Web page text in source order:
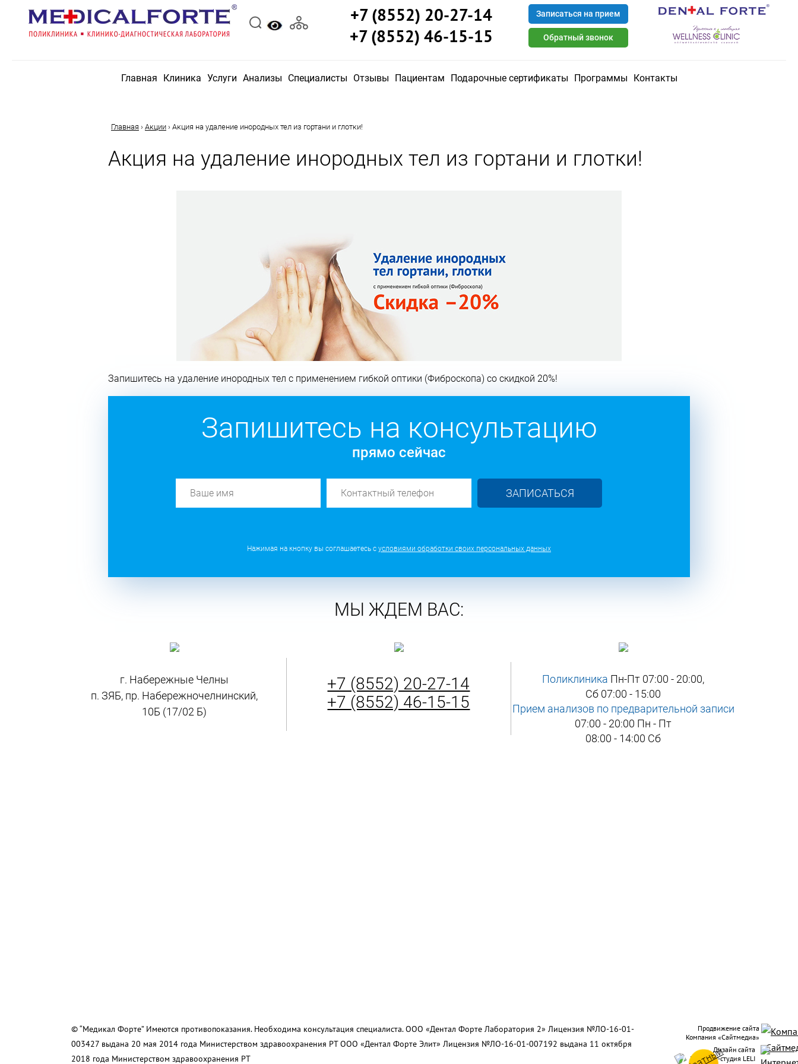
Главная › Акции › Акция на удаление инородных тел из гортани и глотки!
Акция на удаление инородных тел из гортани и глотки!
Запишитесь на удаление инородных тел с применением гибкой оптики (Фиброскопа) со скидкой 20%!
Запишитесь на консультацию
прямо сейчас
ЗАПИСАТЬСЯ
Нажимая на кнопку вы соглашаетесь с условиями обработки своих персональных данных
МЫ ЖДЕМ ВАС:
г. Набережные Челны
п. ЗЯБ, пр. Набережночелнинский,
10Б (17/02 Б)
+7 (8552) 20-27-14
+7 (8552) 46-15-15
Поликлиника Пн-Пт 07:00 - 20:00,
Сб 07:00 - 15:00
Прием анализов по предварительной записи
07:00 - 20:00 Пн - Пт
08:00 - 14:00 Сб
+7 (8552) 20-27-14
+7 (8552) 46-15-15
Записаться на прием
Обратный звонок
Главная Клиника Услуги Анализы Специалисты Отзывы Пациентам Подарочные сертификаты Программы Контакты
© “Медикал Форте” Имеются противопоказания. Необходима консультация специалиста. ООО «Дентал Форте Лаборатория 2» Лицензия №ЛО-16-01-
003427 выдана 20 мая 2014 года Министерством здравоохранения РТ ООО «Дентал Форте Элит» Лицензия №ЛО-16-01-007192 выдана 11 октября
2018 года Министерством здравоохранения РТ
Продвижение сайта
Компания «Сайтмедиа»
Дизайн сайта
Интернет-студия LELI